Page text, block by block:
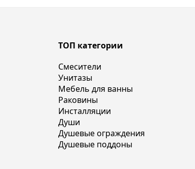
ТОП категории
Смесители
Унитазы
Мебель для ванны
Раковины
Инсталляции
Души
Душевые ограждения
Душевые поддоны